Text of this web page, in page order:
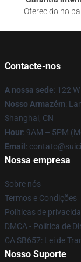
Oferecido no
Contacte-nos
A nossa sede: 122
Nosso Armazém:
Shanghai, CN
Hour: 9AM – 5PM
Email :
Nossa empresa
Sobre nós
Termos e Condições
Políticas de
DMCA - Política de
CA SB657: Lei de
Nosso Suporte